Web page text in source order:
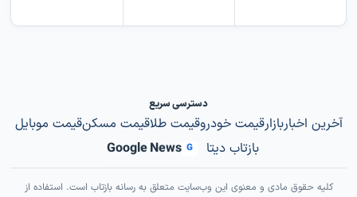
دسترسی سریع
آخرین اخباربازارقیمت خودروقیمت طلاقیمت مسکنقیمت موبایل
بازتاب دیتا
G
Google News
کلیه حقوق مادی و معنوی این وب‌سایت متعلق به رسانه بازتاب است. استفاده از